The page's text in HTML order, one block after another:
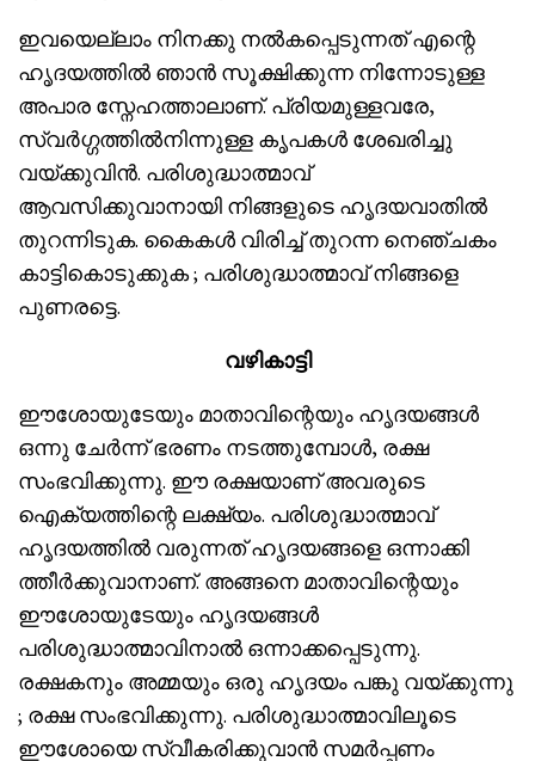
ഇവയെല്ലാം നിനക്കു നൽകപ്പെടുന്നത് എന്റെ
ഹൃദയത്തിൽ ഞാൻ സൂക്ഷിക്കുന്ന നിന്നോടുള്ള
അപാര സ്നേഹത്താലാണ്. പ്രിയമുള്ളവരേ,
സ്വർഗ്ഗത്തിൽനിന്നുള്ള കൃപകൾ ശേഖരിച്ചു
വയ്ക്കുവിൻ. പരിശുദ്ധാത്മാവ്
ആവസിക്കുവാനായി നിങ്ങളുടെ ഹൃദയവാതിൽ
തുറന്നിടുക. കൈകൾ വിരിച്ച് തുറന്ന നെഞ്ചകം
കാട്ടികൊടുക്കുക ; പരിശുദ്ധാത്മാവ് നിങ്ങളെ
പുണരട്ടെ.
വഴികാട്ടി
ഈശോയുടേയും മാതാവിന്റെയും ഹൃദയങ്ങൾ
ഒന്നു ചേർന്ന് ഭരണം നടത്തുമ്പോൾ, രക്ഷ
സംഭവിക്കുന്നു. ഈ രക്ഷയാണ് അവരുടെ
ഐക്യത്തിന്റെ ലക്ഷ്യം. പരിശുദ്ധാത്മാവ്
ഹൃദയത്തിൽ വരുന്നത് ഹൃദയങ്ങളെ ഒന്നാക്കി
ത്തീർക്കുവാനാണ്. അങ്ങനെ മാതാവിന്റെയും
ഈശോയുടേയും ഹൃദയങ്ങൾ
പരിശുദ്ധാത്മാവിനാൽ ഒന്നാക്കപ്പെടുന്നു.
രക്ഷകനും അമ്മയും ഒരു ഹൃദയം പങ്കു വയ്ക്കുന്നു
; രക്ഷ സംഭവിക്കുന്നു. പരിശുദ്ധാത്മാവിലൂടെ
ഈശോയെ സ്വീകരിക്കുവാൻ സമർപ്പണം